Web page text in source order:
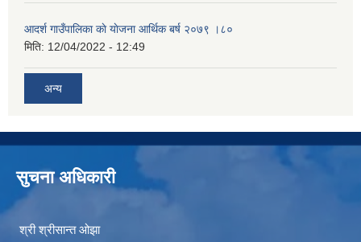
आदर्श गाउँपालिका काे याेजना आर्थिक बर्ष २०७९ ।८०
मिति: 12/04/2022 - 12:49
अन्य
सुचना अधिकारी
श्री श्रीसान्त ओझा